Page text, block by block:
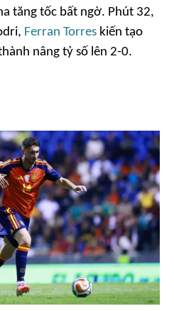
tăng tốc bất ngờ. Phút 32,
Ferran Torres kiến tạo
nâng tỷ số lên 2-0.